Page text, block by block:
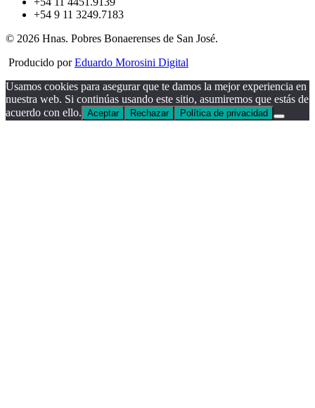
+54 9 11 3249.7183
© 2026 Hnas. Pobres Bonaerenses de San José.
Producido porEduardo Morosini Digital
Usamos cookies para asegurar que te damos la mejor experiencia en
nuestra web. Si continúas usando este sitio, asumiremos que estás de
acuerdo con ello. Aceptar Rechazar Política de privacidad